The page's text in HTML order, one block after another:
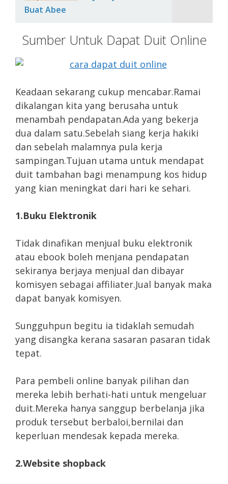
Buat Abee
Sumber Untuk Dapat Duit Online
Keadaan sekarang cukup mencabar.Ramai
dikalangan kita yang berusaha untuk
menambah pendapatan.Ada yang bekerja
dua dalam satu.Sebelah siang kerja hakiki
dan sebelah malamnya pula kerja
sampingan.Tujuan utama untuk mendapat
duit tambahan bagi menampung kos hidup
yang kian meningkat dari hari ke sehari.
1.Buku Elektronik
Tidak dinafikan menjual buku elektronik
atau ebook boleh menjana pendapatan
sekiranya berjaya menjual dan dibayar
komisyen sebagai affiliater.Jual banyak maka
dapat banyak komisyen.
Sungguhpun begitu ia tidaklah semudah
yang disangka kerana sasaran pasaran tidak
tepat.
Para pembeli online banyak pilihan dan
mereka lebih berhati-hati untuk mengeluar
duit.Mereka hanya sanggup berbelanja jika
produk tersebut berbaloi,bernilai dan
keperluan mendesak kepada mereka.
2.Website shopback